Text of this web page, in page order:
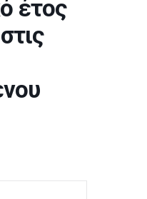
έτος